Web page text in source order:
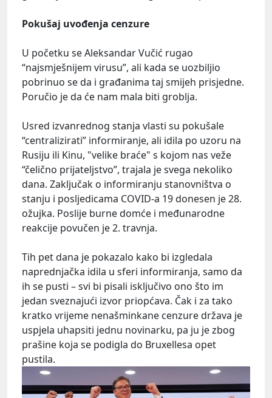
Pokušaj uvođenja cenzure
U početku se Aleksandar Vučić rugao
“najsmješnijem virusu”, ali kada se uozbiljio
pobrinuo se da i građanima taj smijeh prisjedne.
Poručio je da će nam mala biti groblja.
Usred izvanrednog stanja vlasti su pokušale
“centralizirati” informiranje, ali idila po uzoru na
Rusiju ili Kinu, "velike braće" s kojom nas veže
“čelično prijateljstvo”, trajala je svega nekoliko
dana. Zaključak o informiranju stanovništva o
stanju i posljedicama COVID-a 19 donesen je 28.
ožujka. Poslije burne domće i međunarodne
reakcije povučen je 2. travnja.
Tih pet dana je pokazalo kako bi izgledala
naprednjačka idila u sferi informiranja, samo da
ih se pusti – svi bi pisali isključivo ono što im
jedan sveznajući izvor priopćava. Čak i za tako
kratko vrijeme nenašminkane cenzure država je
uspjela uhapsiti jednu novinarku, pa ju je zbog
prašine koja se podigla do Bruxellesa opet
pustila.